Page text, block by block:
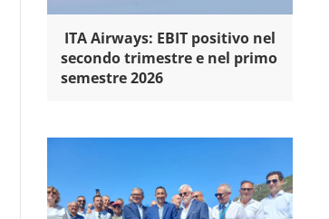
ITA Airways: EBIT positivo nel
secondo trimestre e nel primo
semestre 2026